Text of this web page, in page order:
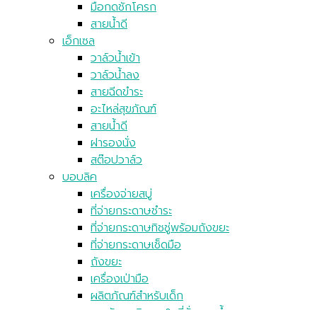
มือกดชักโครก
สายน้ำดี
เอ็กเซล
วาล์วน้ำเข้า
วาล์วน้ำลง
สายฉีดขำระ
อะไหล่สุขภัณฑ์
สายน้ำดี
ฝารองนั่ง
สต๊อปวาล์ว
บอบลิค
เครื่องจ่ายสบู่
ที่จ่ายกระดาษชำระ
ที่จ่ายกระดาษทิชชู่พร้อมถังขยะ
ที่จ่ายกระดาษเช็ดมือ
ถังขยะ
เครื่องเป่ามือ
ผลิตภัณฑ์สำหรับเด็ก